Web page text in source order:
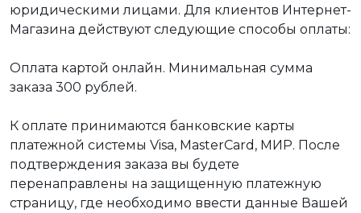
юридическими лицами. Для клиентов Интернет-
Магазина действуют следующие способы оплаты:
Оплата картой онлайн. Минимальная сумма
заказа 300 рублей.
К оплате принимаются банковские карты
платежной системы Visa, MasterCard, МИР. После
подтверждения заказа вы будете
перенаправлены на защищенную платежную
страницу, где необходимо ввести данные Вашей